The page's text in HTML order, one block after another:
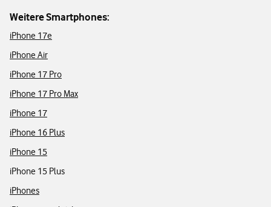
Weitere Smartphones:
iPhone 17e
iPhone Air
iPhone 17 Pro
iPhone 17 Pro Max
iPhone 17
iPhone 16 Plus
iPhone 15
iPhone 15 Plus
iPhones